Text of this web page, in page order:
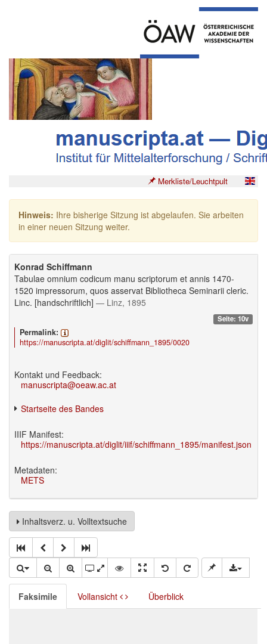
Merkliste/Leuchtpult
Hinweis: Ihre bisherige Sitzung ist abgelaufen. Sie arbeiten
in einer neuen Sitzung weiter.
Konrad Schiffmann
Tabulae omnium codicum manu scriptorum et annis 1470-
1520 impressorum, quos asservat Bibliotheca Seminarii cleric.
Linc. [handschriftlich] — Linz, 1895
Seite: 10v
Permalink:
https://manuscripta.at/diglit/schiffmann_1895/0020
Kontakt und Feedback:
manuscripta@oeaw.ac.at
Startseite des Bandes
IIIF Manifest:
https://manuscripta.at/diglit/iiif/schiffmann_1895/manifest.json
Metadaten:
METS
Inhaltsverz. u. Volltextsuche
Faksimile Vollansicht Überblick